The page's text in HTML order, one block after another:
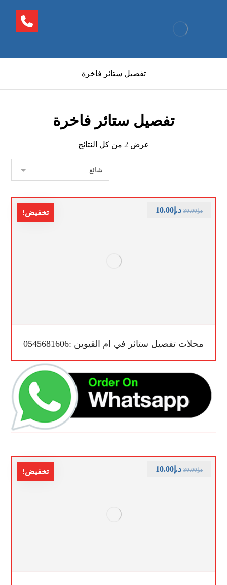
تفصيل ستائر فاخرة
تفصيل ستائر فاخرة
عرض ⁦2⁩ من كل النتائج
تخفيض!
محلات تفصيل ستائر في ام القيوين :0545681606
د.إ30.00 د.إ10.00
تخفيض! د.إ30.00 د.إ10.00